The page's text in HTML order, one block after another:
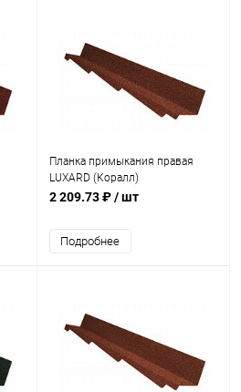
Планка примыкания правая
LUXARD (Коралл)
2 209.73 ₽/ шт
Подробнее